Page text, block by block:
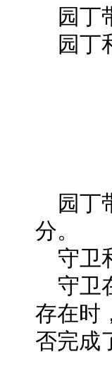
园丁
园丁
园丁
分。
守卫
守卫
存在时
否完成